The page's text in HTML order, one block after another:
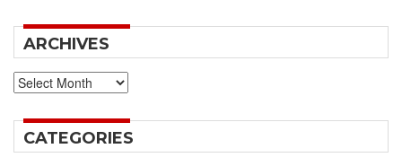
ARCHIVES
Archives
CATEGORIES